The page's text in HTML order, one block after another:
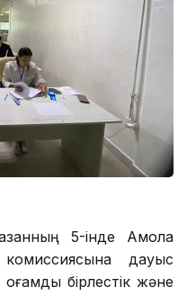
5-інде Ақмола
дауыс
бірлестік және